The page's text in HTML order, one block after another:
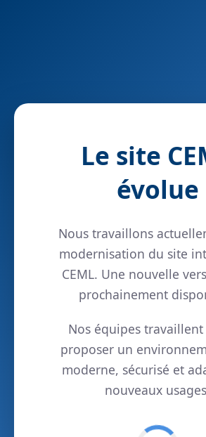
Le site
évolue
Nous travaillons
modernisation du site
CEML. Une nouvelle
prochainement
Nos équipes
proposer un
moderne, sécurisé et
nouveaux